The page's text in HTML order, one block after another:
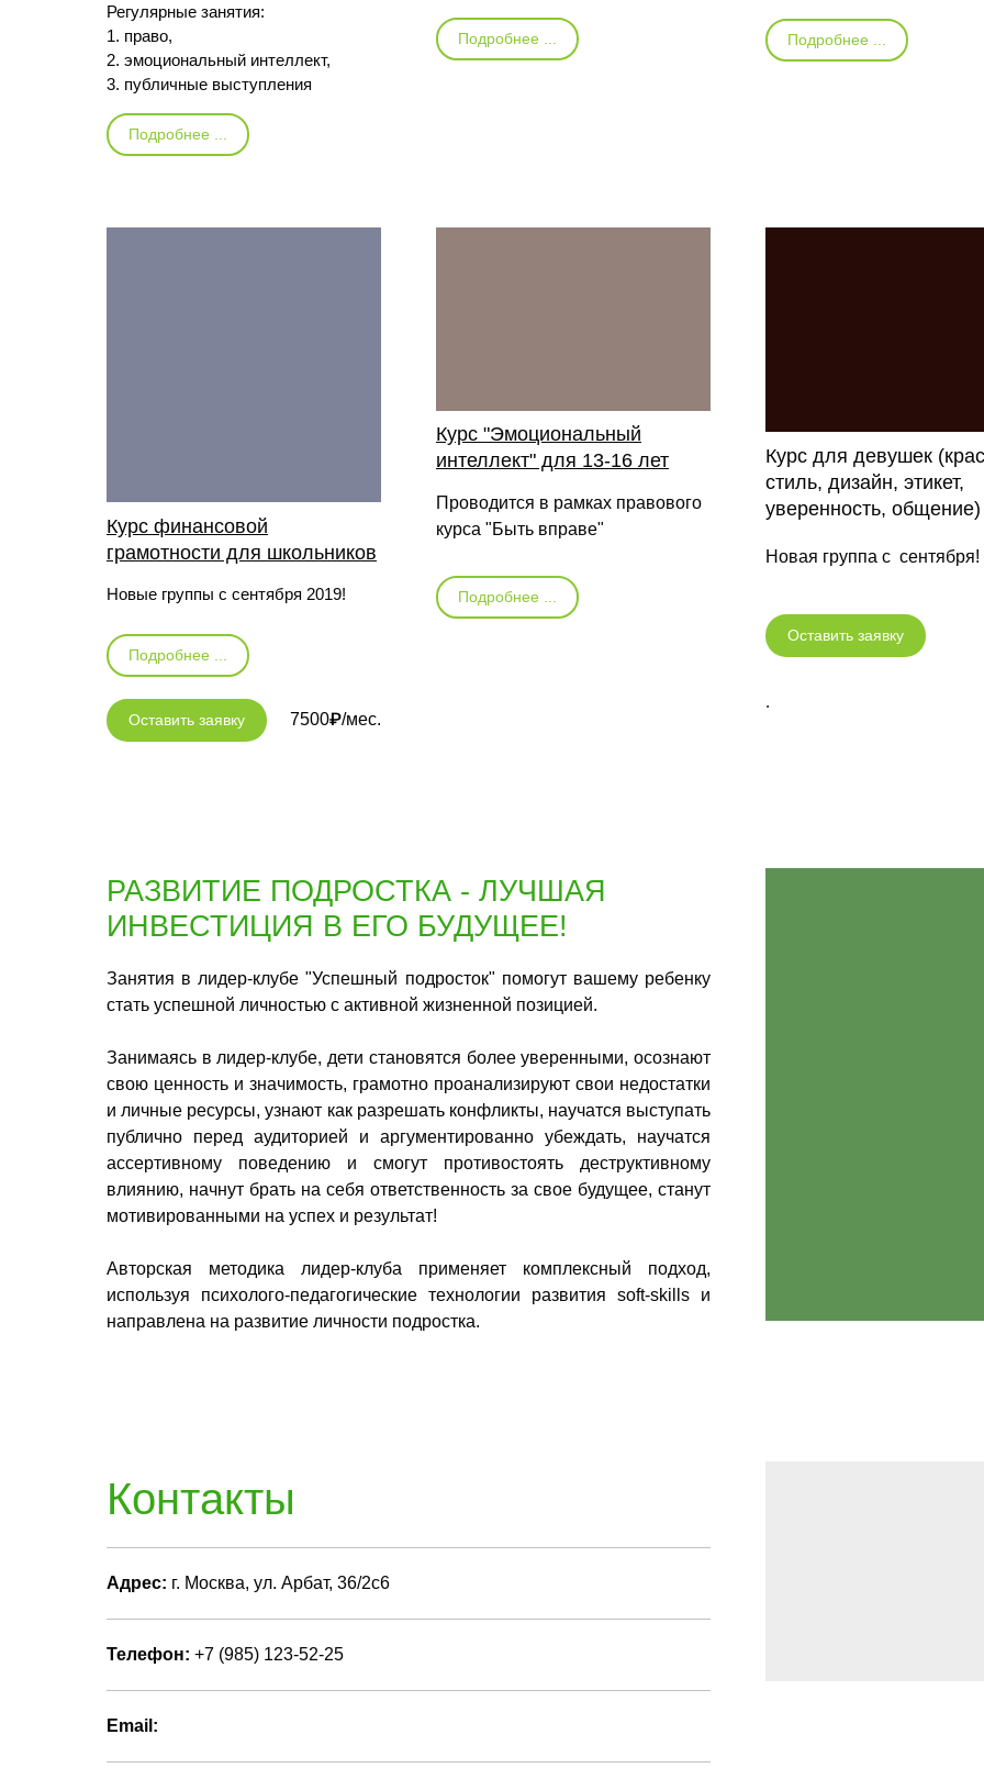
Регулярные занятия:
1. право,
2. эмоциональный интеллект,
3. публичные выступления
Подробнее ...
Подробнее ... Подробнее ...
Курс финансовой
грамотности для школьников
Новые группы с сентября 2019!
Подробнее ...
Оставить заявку 7500₽/мес.
Курс "Эмоциональный
интеллект" для 13-16 лет
Проводится в рамках правового
курса "Быть вправе"
Подробнее ...
Курс для девушек
стиль, дизайн, этикет,
уверенность, общение)
Новая группа с сентября!
Оставить заявку
.
РАЗВИТИЕ ПОДРОСТКА - ЛУЧШАЯ
ИНВЕСТИЦИЯ В ЕГО БУДУЩЕЕ!
Занятия в лидер-клубе "Успешный подросток" помогут вашему ребенку
стать успешной личностью с активной жизненной позицией.
Занимаясь в лидер-клубе, дети становятся более уверенными, осознают
свою ценность и значимость, грамотно проанализируют свои недостатки
и личные ресурсы, узнают как разрешать конфликты, научатся выступать
публично перед аудиторией и аргументированно убеждать, научатся
ассертивному поведению и смогут противостоять деструктивному
влиянию, начнут брать на себя ответственность за свое будущее, станут
мотивированными на успех и результат!
Авторская методика лидер-клуба применяет комплексный подход,
используя психолого-педагогические технологии развития soft-skills и
направлена на развитие личности подростка.
Контакты
Адрес: г. Москва, ул. Арбат, 36/2с6
Телефон: +7 (985) 123-52-25
Email: